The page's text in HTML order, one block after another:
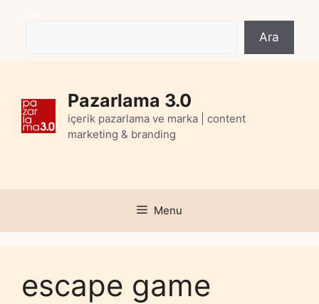
Ara
Pazarlama 3.0
içerik pazarlama ve marka | content
marketing & branding
Menu
escape game